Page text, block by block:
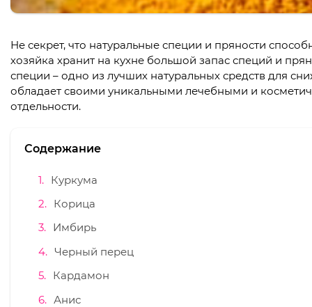
Не секрет, что натуральные специи и пряности
хозяйка хранит на кухне большой запас специй и
специи – одно из лучших натуральных средств для
обладает своими уникальными лечебными и
отдельности.
Содержание
Куркума
Корица
Имбирь
Черный перец
Кардамон
Анис